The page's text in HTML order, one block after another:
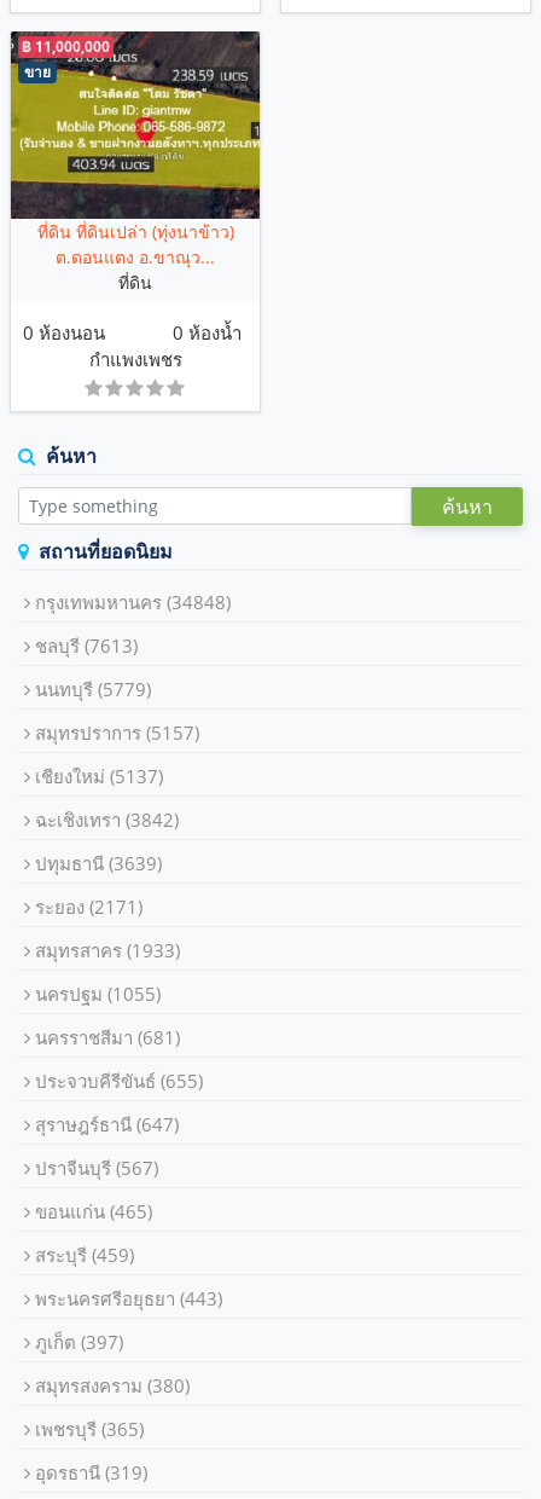
ขาย
฿ 11,000,000
ที่ดิน ที่ดินเปล่า (ทุ่งนาข้าว)
ต.ดอนแตง อ.ขาณุว...
ที่ดิน
0 ห้องนอน
0 ห้องน้ำ
กำแพงเพชร
ค้นหา
ค้นหา
สถานที่ยอดนิยม
กรุงเทพมหานคร
(34848)
ชลบุรี
(7613)
นนทบุรี
(5779)
สมุทรปราการ
(5157)
เชียงใหม่
(5137)
ฉะเชิงเทรา
(3842)
ปทุมธานี
(3639)
ระยอง
(2171)
สมุทรสาคร
(1933)
นครปฐม
(1055)
นครราชสีมา
(681)
ประจวบคีรีขันธ์
(655)
สุราษฎร์ธานี
(647)
ปราจีนบุรี
(567)
ขอนแก่น
(465)
สระบุรี
(459)
พระนครศรีอยุธยา
(443)
ภูเก็ต
(397)
สมุทรสงคราม
(380)
เพชรบุรี
(365)
อุดรธานี
(319)